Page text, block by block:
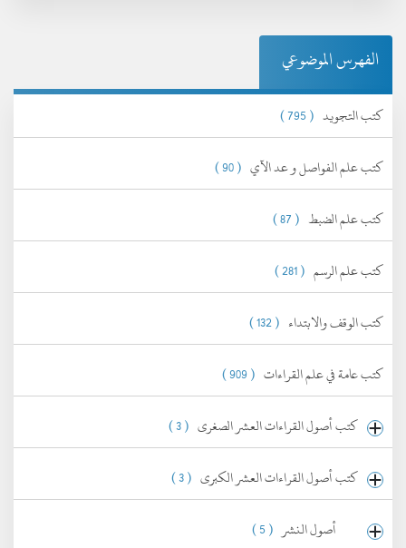
الفهرس الموضوعي
كتب التجويد ( 795 )
كتب علم الفواصل و عد الآي ( 90 )
كتب علم الضبط ( 87 )
كتب علم الرسم ( 281 )
كتب الوقف والابتداء ( 132 )
كتب عامة في علم القراءات ( 909 )
كتب أصول القراءات العشر الصغرى ( 3 )
كتب أصول القراءات العشر الكبرى ( 3 )
أصول النشر ( 5 )